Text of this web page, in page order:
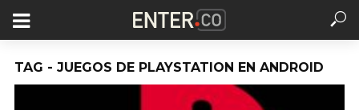
TAG - JUEGOS DE PLAYSTATION EN ANDROID